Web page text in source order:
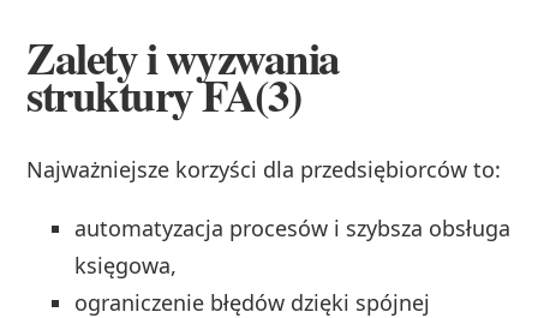
Zalety i wyzwania
struktury FA(3)
Najważniejsze korzyści dla przedsiębiorców to:
automatyzacja procesów i szybsza obsługa
księgowa,
ograniczenie błędów dzięki spójnej